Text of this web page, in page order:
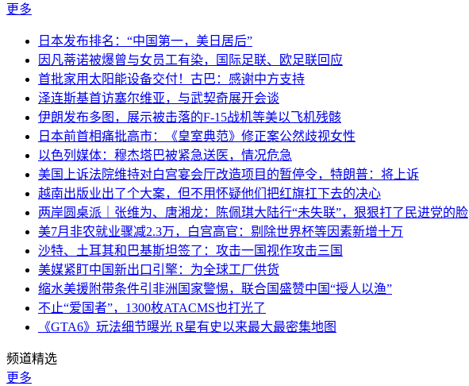
更多
日本发布排名：“中国第一，美日居后”
因凡蒂诺被爆曾与女员工有染，国际足联、欧足联回应
首批家用太阳能设备交付！古巴：感谢中方支持
泽连斯基首访塞尔维亚，与武契奇展开会谈
伊朗发布多图，展示被击落的F-15战机等美以飞机残骸
日本前首相痛批高市：《皇室典范》修正案公然歧视女性
以色列媒体：穆杰塔巴被紧急送医，情况危急
美国上诉法院维持对白宫宴会厅改造项目的暂停令，特朗普：将上诉
越南出版业出了个大案，但不用怀疑他们把红旗扛下去的决心
两岸圆桌派｜张维为、唐湘龙：陈佩琪大陆行“未失联”，狠狠打了民进党的脸
美7月非农就业骤减2.3万，白宫高官：剔除世界杯等因素新增十万
沙特、土耳其和巴基斯坦签了：攻击一国视作攻击三国
美媒紧盯中国新出口引擎：为全球工厂供货
缩水美援附带条件引非洲国家警惕，联合国盛赞中国“授人以渔”
不止“爱国者”，1300枚ATACMS也打光了
《GTA6》玩法细节曝光 R星有史以来最大最密集地图
频道精选
更多